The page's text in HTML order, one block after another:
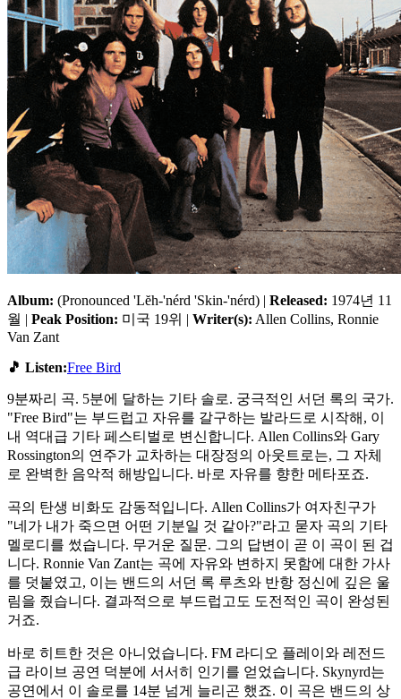
Album: (Pronounced 'Lĕh-'nérd 'Skin-'nérd) | Released: 1974년 11
월 | Peak Position: 미국 19위 | Writer(s): Allen Collins, Ronnie
Van Zant
🎵 Listen:Free Bird
9분짜리 곡. 5분에 달하는 기타 솔로. 궁극적인 서던 록의 국가.
"Free Bird"는 부드럽고 자유를 갈구하는 발라드로 시작해, 이
내 역대급 기타 페스티벌로 변신합니다. Allen Collins와 Gary
Rossington의 연주가 교차하는 대장정의 아웃트로는, 그 자체
로 완벽한 음악적 해방입니다. 바로 자유를 향한 메타포죠.
곡의 탄생 비화도 감동적입니다. Allen Collins가 여자친구가
"네가 내가 죽으면 어떤 기분일 것 같아?"라고 묻자 곡의 기타
멜로디를 썼습니다. 무거운 질문. 그의 답변이 곧 이 곡이 된 겁
니다. Ronnie Van Zant는 곡에 자유와 변하지 못함에 대한 가사
를 덧붙였고, 이는 밴드의 서던 록 루츠와 반항 정신에 깊은 울
림을 줬습니다. 결과적으로 부드럽고도 도전적인 곡이 완성된
거죠.
바로 히트한 것은 아니었습니다. FM 라디오 플레이와 레전드
급 라이브 공연 덕분에 서서히 인기를 얻었습니다. Skynyrd는
공연에서 이 솔로를 14분 넘게 늘리곤 했죠. 이 곡은 밴드의 상